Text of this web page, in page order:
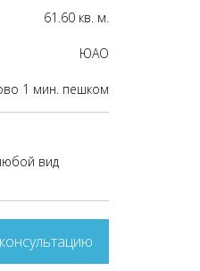
61.60 кв. м.
ЮАО
1 мин. пешком
вид